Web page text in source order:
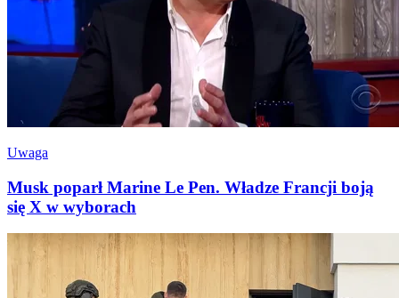
Uwaga
Musk poparł Marine Le Pen. Władze Francji boją
się X w wyborach